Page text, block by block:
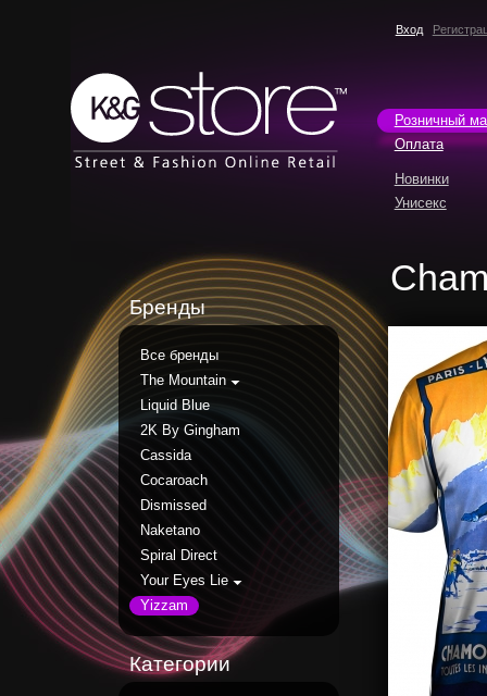
Вход
Розничный
Оплата
Новинки
Унисекс
Бренды
Все бренды
The Mountain
Liquid Blue
2K By Gingham
Cassida
Cocaroach
Dismissed
Naketano
Spiral Direct
Your Eyes Lie
Yizzam
Категории